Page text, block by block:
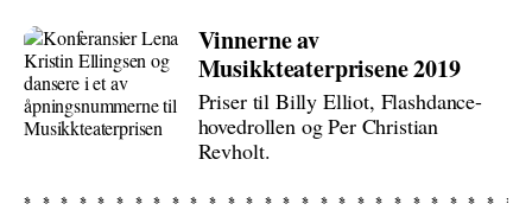
Vinnerne av
Musikkteaterprisene 2019
Priser til Billy Elliot, Flashdance-
hovedrollen og Per Christian
Revholt.